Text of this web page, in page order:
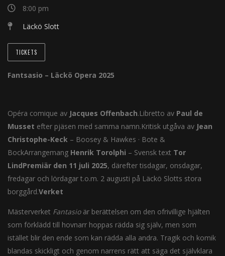
8:00 pm
Läckö Slott
TICKETS
Fantsasio – Läckö Opera 2025
Opéra comique av Jacques Offenbach.Libretto av Paul de
Musset efter pjäsen med samma namn.Kritisk utgåva av Jean
Christophe-Keck – Boosey & Hawkes · Bote &
BockArrangemang Henrik Torolphi – Svensk text Tor
LindPremiär den 11 juli 2025, därefter tisdagar, onsdagar,
fredagar och lördagar t.o.m. 2 augusti på Läckö Slotts stora
borggård.Verket
Mästerverket Fantasio är berättelsen om den ofrivillige hjälten
som förklädd till hovnarr hoppas rädda sig själv, men som
istället blir den ende som kan rädda alla andra. Tragik och komik
blandas skickligt och genom narrens rätt att säga det självklara